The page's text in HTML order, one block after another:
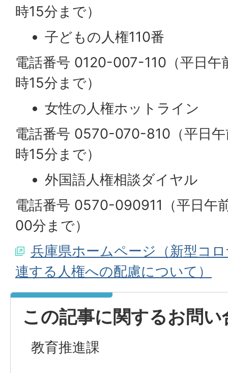
時15分まで）
子どもの人権110番
電話番号 0120-007-110（平日
時15分まで）
女性の人権ホットライン
電話番号 0570-070-810（平日
時15分まで）
外国語人権相談ダイヤル
電話番号 0570-090911（平日午
00分まで）
兵庫県ホームページ（新型コ
連する人権への配慮について）
この記事に関するお問い
教育推進課